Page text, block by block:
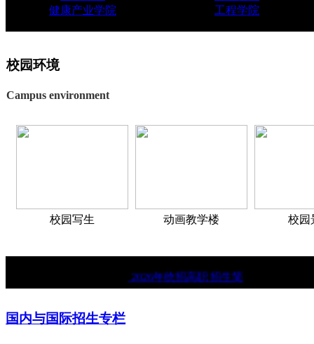
健康产业学院
工程学院
校园环境
Campus environment
校园写生 动画教学楼 校园
2026年统招高职招生简章。
国内与国际招生专栏